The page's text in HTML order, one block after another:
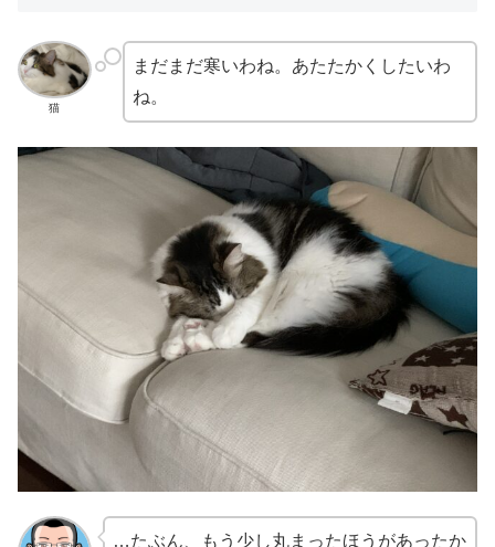
猫
まだまだ寒いわね。あたたかくしたいわ
ね。
…たぶん、もう少し丸まったほうがあったか